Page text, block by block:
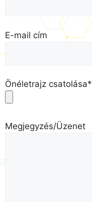
E-mail cím
Önéletrajz csatolása*
Megjegyzés/Üzenet